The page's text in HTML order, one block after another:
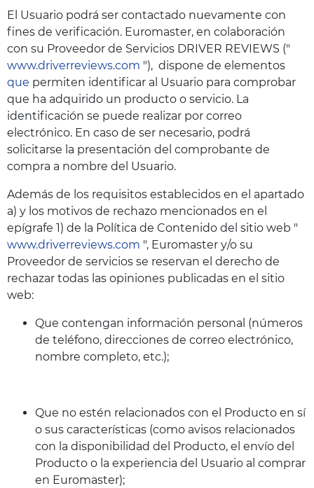
El Usuario podrá ser contactado nuevamente con
fines de verificación. Euromaster, en colaboración
con su Proveedor de Servicios DRIVER REVIEWS ("
www.driverreviews.com "), dispone de elementos
que permiten identificar al Usuario para comprobar
que ha adquirido un producto o servicio. La
identificación se puede realizar por correo
electrónico. En caso de ser necesario, podrá
solicitarse la presentación del comprobante de
compra a nombre del Usuario.
Además de los requisitos establecidos en el apartado
a) y los motivos de rechazo mencionados en el
epígrafe 1) de la Política de Contenido del sitio web "
www.driverreviews.com ", Euromaster y/o su
Proveedor de servicios se reservan el derecho de
rechazar todas las opiniones publicadas en el sitio
web:
Que contengan información personal (números
de teléfono, direcciones de correo electrónico,
nombre completo, etc.);
Que no estén relacionados con el Producto en sí
o sus características (como avisos relacionados
con la disponibilidad del Producto, el envío del
Producto o la experiencia del Usuario al comprar
en Euromaster);